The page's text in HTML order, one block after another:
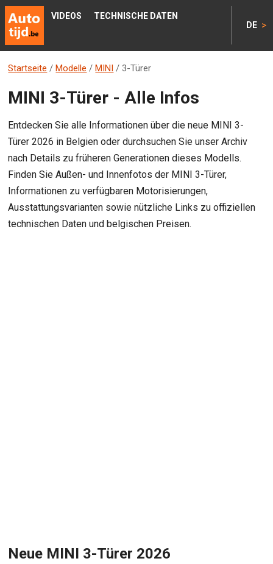
VIDEOS
TECHNISCHE DATEN
DE >
Startseite / Modelle / MINI / 3-Türer
MINI 3-Türer - Alle Infos
Entdecken Sie alle Informationen über die neue MINI 3-
Türer 2026 in Belgien oder durchsuchen Sie unser Archiv
nach Details zu früheren Generationen dieses Modells.
Finden Sie Außen- und Innenfotos der MINI 3-Türer,
Informationen zu verfügbaren Motorisierungen,
Ausstattungsvarianten sowie nützliche Links zu offiziellen
technischen Daten und belgischen Preisen.
Neue MINI 3-Türer 2026